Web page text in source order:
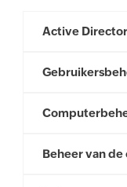
Active
Beheer van